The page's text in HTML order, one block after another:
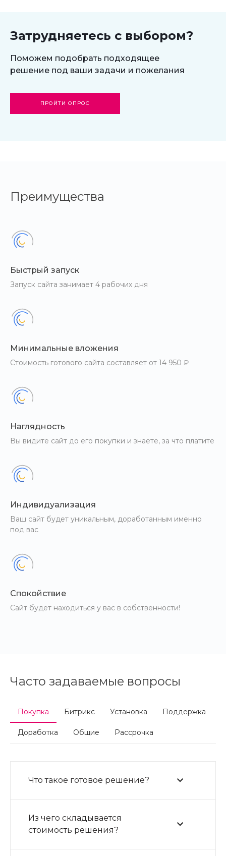
Затрудняетесь с выбором?
Поможем подобрать подходящее
решение под ваши задачи и пожелания
ПРОЙТИ ОПРОС
Преимущества
Быстрый запуск
Запуск сайта занимает 4 рабочих дня
Минимальные вложения
Стоимость готового сайта составляет от 14 950 ₽
Наглядность
Вы видите сайт до его покупки и знаете, за что платите
Индивидуализация
Ваш сайт будет уникальным, доработанным именно
под вас
Спокойствие
Сайт будет находиться у вас в собственности!
Часто задаваемые вопросы
Покупка Битрикс Установка Поддержка
Доработка Общие Рассрочка
Что такое готовое решение?
Из чего складывается
стоимость решения?